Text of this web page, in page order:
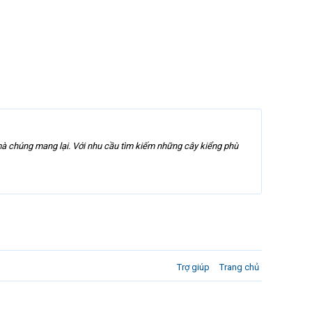
chúng mang lại. Với nhu cầu tìm kiếm những cây kiểng phù
Trợ giúp Trang chủ